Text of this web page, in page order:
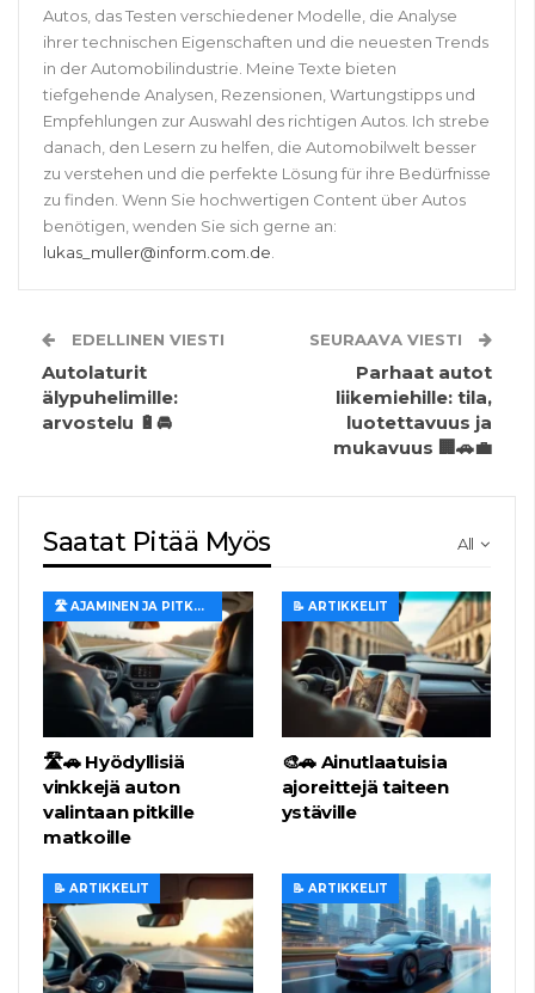
Autos, das Testen verschiedener Modelle, die Analyse
ihrer technischen Eigenschaften und die neuesten Trends
in der Automobilindustrie. Meine Texte bieten
tiefgehende Analysen, Rezensionen, Wartungstipps und
Empfehlungen zur Auswahl des richtigen Autos. Ich strebe
danach, den Lesern zu helfen, die Automobilwelt besser
zu verstehen und die perfekte Lösung für ihre Bedürfnisse
zu finden. Wenn Sie hochwertigen Content über Autos
benötigen, wenden Sie sich gerne an:
lukas_muller@inform.com.de
EDELLINEN VIESTI
Autolaturit
älypuhelimille:
arvostelu 🔋🚘
SEURAAVA VIESTI
Parhaat autot
liikemiehille: tila,
luotettavuus ja
mukavuus 🏢🚗💼
All
Saatat Pitää Myös
🛣️ AJAMINEN JA PITKÄT MATKAT
🛣️🚗 Hyödyllisiä
vinkkejä auton
valintaan pitkille
matkoille
📝 ARTIKKELIT
🎨🚗 Ainutlaatuisia
ajoreittejä taiteen
ystäville
📝 ARTIKKELIT 📝 ARTIKKELIT